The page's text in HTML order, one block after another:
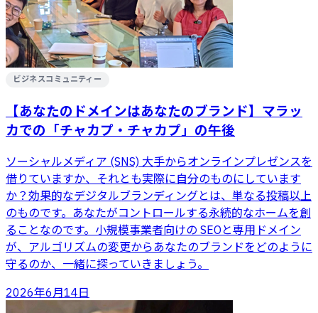
ビジネスコミュニティー
【あなたのドメインはあなたのブランド】マラッ
カでの「チャカプ・チャカプ」の午後
ソーシャルメディア (SNS) 大手からオンラインプレゼンスを
借りていますか、それとも実際に自分のものにしています
か？効果的なデジタルブランディングとは、単なる投稿以上
のものです。あなたがコントロールする永続的なホームを創
ることなのです。小規模事業者向けの SEOと専用ドメイン
が、アルゴリズムの変更からあなたのブランドをどのように
守るのか、一緒に探っていきましょう。
2026年6月14日